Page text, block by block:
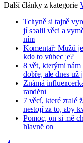
Další články z kategorie
Tchyně si tajně
jí sbalil věci a
ním
Komentář: Mužů
kdo to vůbec je?
8 vět, kterými
dobře, ale dnes už
Známá
randění
7 věcí, které zralé
nestojí za to, aby
Pomoc, on si mě
hlavně on